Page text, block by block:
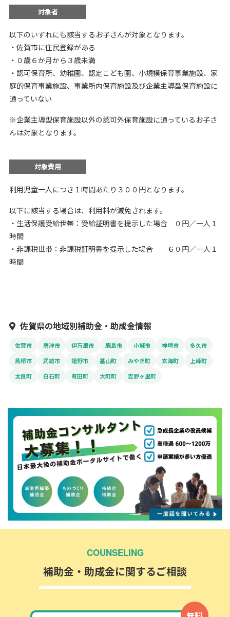
対象者
以下のいずれにも該当するお子さんが対象となります。
・佐賀市に住民登録がある
・０歳６か月から３歳未満
・認可保育所、幼稚園、認定こども園、小規模保育事業施設、家
庭的保育事業施設、事業所内保育施設及び企業主導型保育施設に
通っていない
※企業主導型保育施設以外の認可外保育施設に通っているお子さ
んは対象となります。
対象費用
利用児童一人につき１時間あたり３００円となります。
以下に該当する場合は、利用料が減免されます。
・生活保護受給世帯：受給証明書を提示した場合 ０円／一人１
時間
・非課税世帯：非課税証明書を提示した場合 ６０円／一人１
時間
佐賀県の地域別補助金・助成金情報
佐賀市 唐津市 伊万里市 鹿島市 小城市 神埼市
多久市
鳥栖市
武雄市 嬉野市 基山町 みやき町 玄海町
上峰町
太良町
白石町 有田町 大町町 吉野ヶ里町
COUNSELING
補助金・助成金に関するご相談